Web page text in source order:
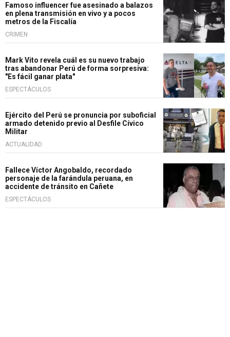
Famoso influencer fue asesinado a balazos
en plena transmisión en vivo y a pocos
metros de la Fiscalía
CRIMEN
Mark Vito revela cuál es su nuevo trabajo
tras abandonar Perú de forma sorpresiva:
"Es fácil ganar plata"
ESPECTÁCULOS
Ejército del Perú se pronuncia por suboficial
armado detenido previo al Desfile Cívico
Militar
ACTUALIDAD
Fallece Víctor Angobaldo, recordado
personaje de la farándula peruana, en
accidente de tránsito en Cañete
ESPECTÁCULOS